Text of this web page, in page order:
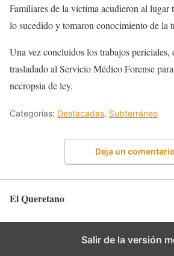
Familiares de la víctima acudieron al lugar
lo sucedido y tomaron conocimiento de la
Una vez concluidos los trabajos periciales,
trasladado al Servicio Médico Forense
necropsia de ley.
Categorías: Destacadas, Subterráneo
Deja un comentario
El Queretano
Salir de la versión